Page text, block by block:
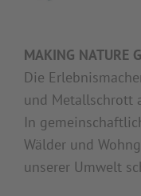
MAKING NATURE
Die
und Metallschrott
In
Wälder und
unserer Umwelt